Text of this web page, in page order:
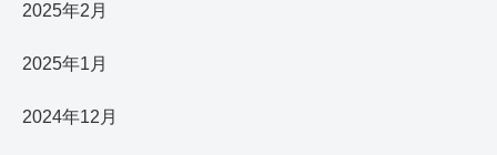
2025年2月
2025年1月
2024年12月